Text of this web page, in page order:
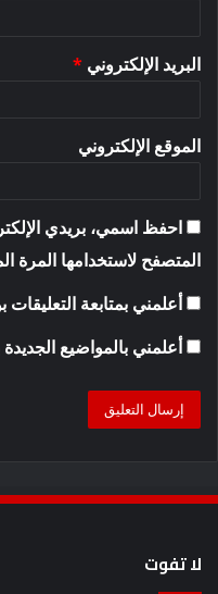
البريد الإلكتروني *
الموقع الإلكتروني
احفظ اسمي، بريدي
المتصفح لاستخدامها المرة
أعلمني بمتابعة التعليقات
أعلمني بالمواضيع
لا تفوت